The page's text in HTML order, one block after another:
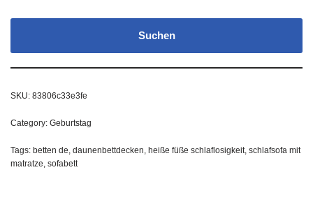
Suchen
SKU: 83806c33e3fe
Category: Geburtstag
Tags: betten de, daunenbettdecken, heiße füße schlaflosigkeit, schlafsofa mit
matratze, sofabett